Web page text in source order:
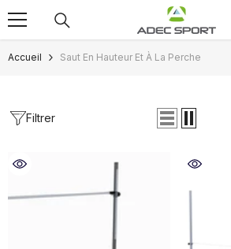
Passer au contenu
Accueil Saut En Hauteur Et À La Perche
Filtrer